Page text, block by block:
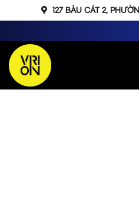
qua
dung
127 BÀU CÁT 2,